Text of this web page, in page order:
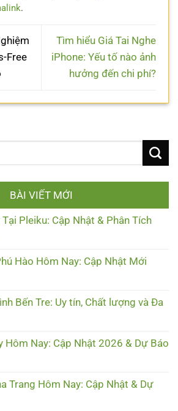
.
Free
Tìm hiểu Giá Tai Nghe
iPhone: Yếu tố nào ảnh
hưởng đến chi phí?
BÀI VIẾT MỚI
Pleiku: Cập Nhật & Phân Tích
Hào Hôm Nay: Cập Nhật Mới
Bến Tre: Uy tín, Chất lượng và Đa
Hôm Nay: Cập Nhật 2026 & Dự Báo
Trang Hôm Nay: Cập Nhật & Dự